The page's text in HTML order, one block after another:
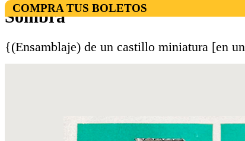
COMPRA TUS BOLETOS
Sombra
{(Ensamblaje) de un castillo miniatura [en